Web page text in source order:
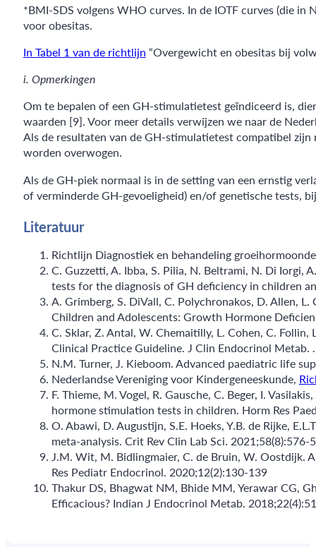
*BMI-SDS volgens WHO curves. In de IOTF curves (die
voor obesitas.
In Tabel 1 van de richtlijn “Overgewicht en obesitas bij
i. Opmerkingen
Om te bepalen of een GH-stimulatietest geïndiceerd is,
waarden [9]. Voor meer details verwijzen we naar de
Als de resultaten van de GH-stimulatietest compatibel
worden overwogen.
Als de GH-piek normaal is in de setting van een ernstig
of verminderde GH-gevoeligheid) en/of genetische tests,
Literatuur
Richtlijn Diagnostiek en behandeling
C. Guzzetti, A. Ibba, S. Pilia, N. Beltrami, N. Di Iorgi,
tests for the diagnosis of GH deficiency in children
A. Grimberg, S. DiVall, C. Polychronakos, D. Allen,
Children and Adolescents: Growth Hormone
C. Sklar, Z. Antal, W. Chemaitilly, L. Cohen, C.
Clinical Practice Guideline. J Clin Endocrinol Metab.
N.M. Turner, J. Kieboom. Advanced paediatric life
Nederlandse Vereniging voor Kindergeneeskunde,
F. Thieme, M. Vogel, R. Gausche, C. Beger, I.
hormone stimulation tests in children. Horm Res
O. Abawi, D. Augustijn, S.E. Hoeks, Y.B. de Rijke,
meta-analysis. Crit Rev Clin Lab Sci. 2021;58(8):576-
J.M. Wit, M. Bidlingmaier, C. de Bruin, W.
Res Pediatr Endocrinol. 2020;12(2):130-139
Thakur DS, Bhagwat NM, Bhide MM, Yerawar CG,
Efficacious? Indian J Endocrinol Metab.